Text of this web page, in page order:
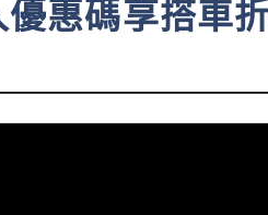
惠碼享搭車